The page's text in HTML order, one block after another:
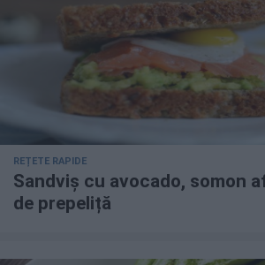
REȚETE RAPIDE
Sandviș cu avocado, somon
de prepeliță